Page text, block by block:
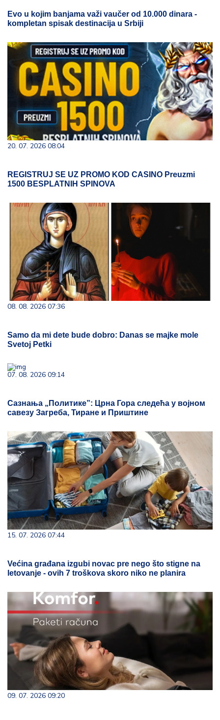
Evo u kojim banjama važi vaučer od 10.000 dinara -
kompletan spisak destinacija u Srbiji
20. 07. 2026 08:04
REGISTRUJ SE UZ PROMO KOD CASINO Preuzmi
1500 BESPLATNIH SPINOVA
08. 08. 2026 07:36
Samo da mi dete bude dobro: Danas se majke mole
Svetoj Petki
07. 08. 2026 09:14
Сазнања „Политике”: Црна Гора следећа у војном
савезу Загреба, Тиране и Приштине
15. 07. 2026 07:44
Većina građana izgubi novac pre nego što stigne na
letovanje - ovih 7 troškova skoro niko ne planira
09. 07. 2026 09:20